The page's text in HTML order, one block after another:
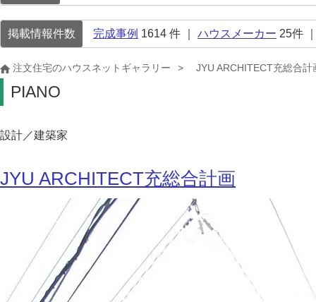
掲載情報件数 完成事例 1614 件 ｜ ハウスメーカー 25件
注文住宅のハウスネットギャラリー JYU ARCHITECT充総合計
PIANO
設計／建築家
JYU ARCHITECT充総合計画